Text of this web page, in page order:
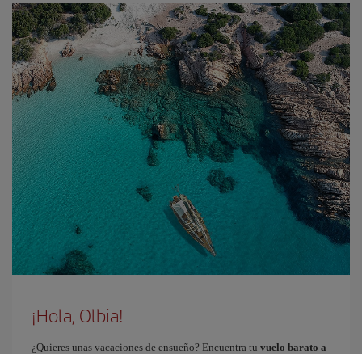
¡Hola, Olbia!
¿Quieres unas vacaciones de ensueño? Encuentra tu vuelo barato a